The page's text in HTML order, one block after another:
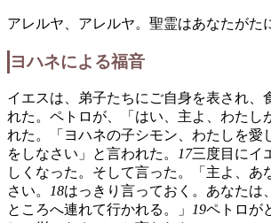
アレルヤ、アレルヤ。聖霊はあなたがた
ヨハネによる福音
イエスは、弟子たちにご自身を表され、
れた。ペトロが、「はい、主よ、わたし
れた。「ヨハネの子シモン、わたしを
をしなさい」と言われた。 17三度目にイ
しくなった。そして言った。「主よ、
さい。 18はっきり言っておく。あなたは
ところへ連れて行かれる。」 19ペトロが